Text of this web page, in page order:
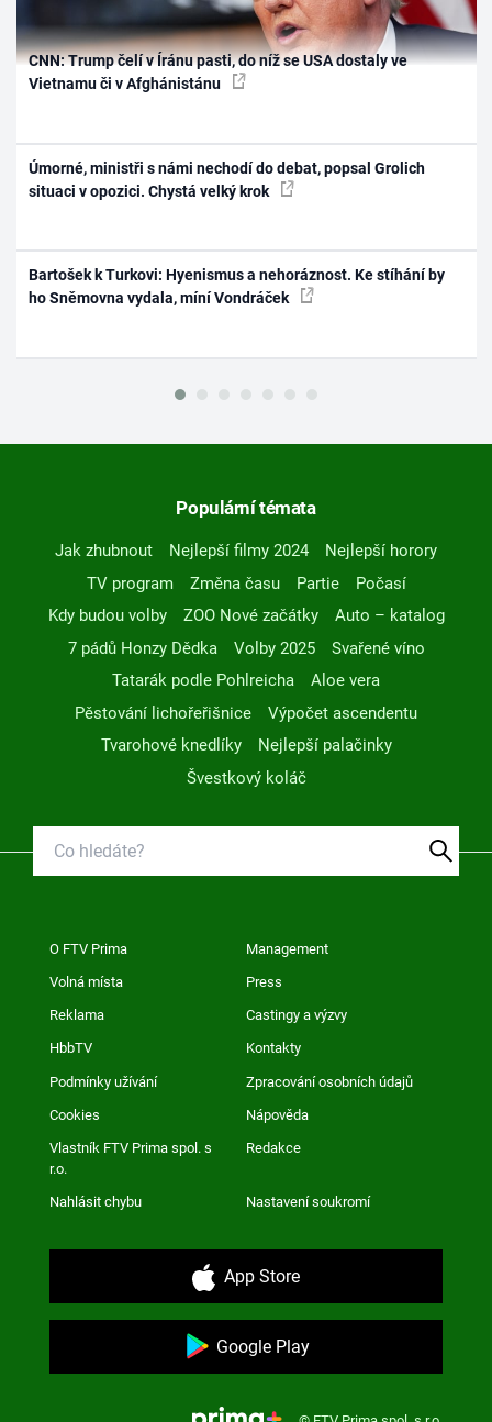
CNN: Trump čelí v Íránu pasti, do níž se USA dostaly ve
Vietnamu či v Afghánistánu
Úmorné, ministři s námi nechodí do debat, popsal Grolich
situaci v opozici. Chystá velký krok
Bartošek k Turkovi: Hyenismus a nehoráznost. Ke stíhání by
ho Sněmovna vydala, míní Vondráček
Populární témata
Jak zhubnout Nejlepší filmy 2024
Nejlepší horory
TV program
Změna času Partie
Počasí
Kdy budou volby
ZOO Nové začátky
Auto – katalog
7 pádů Honzy Dědka
Volby 2025
Svařené víno
Tatarák podle Pohlreicha
Aloe vera
Pěstování lichořeřišnice
Výpočet ascendentu
Tvarohové knedlíky
Nejlepší palačinky
Švestkový koláč
O FTV Prima Management
Volná místa Press
Reklama Castingy a výzvy
HbbTV Kontakty
Podmínky užívání Zpracování osobních údajů
Cookies Nápověda
Vlastník FTV Prima spol. s
r.o.
Redakce
Nahlásit chybu Nastavení soukromí
App Store
Google Play